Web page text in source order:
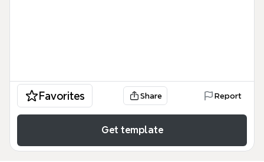
Favorites Share Report
Get template